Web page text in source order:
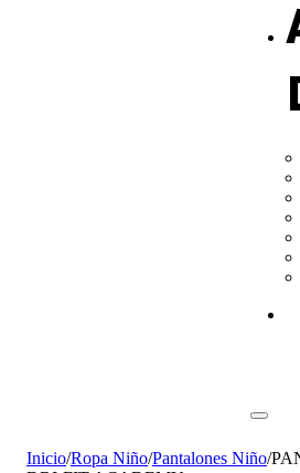
Inicio/Ropa Niño/Pantalones Niño/